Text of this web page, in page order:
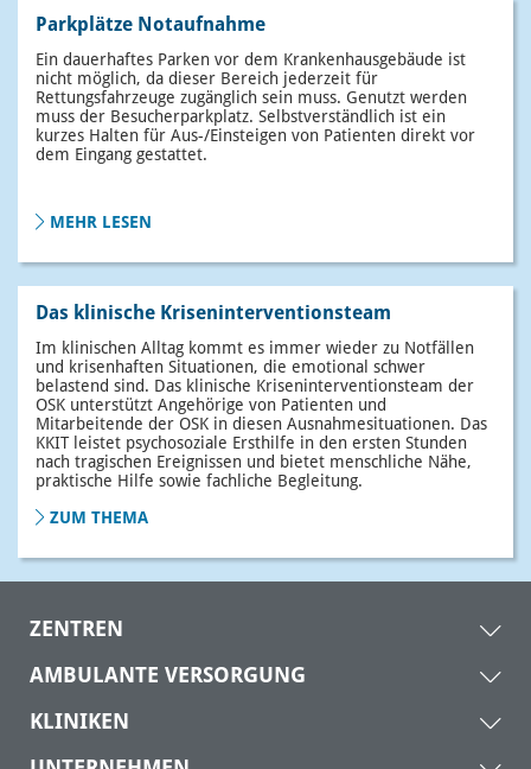
Parkplätze Notaufnahme
Ein dauerhaftes Parken vor dem Krankenhausgebäude ist
nicht möglich, da dieser Bereich jederzeit für
Rettungsfahrzeuge zugänglich sein muss. Genutzt werden
muss der Besucherparkplatz. Selbstverständlich ist ein
kurzes Halten für Aus-/Einsteigen von Patienten direkt vor
dem Eingang gestattet.
MEHR LESEN
Das klinische Kriseninterventionsteam
Im klinischen Alltag kommt es immer wieder zu Notfällen
und krisenhaften Situationen, die emotional schwer
belastend sind. Das klinische Kriseninterventionsteam der
OSK unterstützt Angehörige von Patienten und
Mitarbeitende der OSK in diesen Ausnahmesituationen. Das
KKIT leistet psychosoziale Ersthilfe in den ersten Stunden
nach tragischen Ereignissen und bietet menschliche Nähe,
praktische Hilfe sowie fachliche Begleitung.
ZUM THEMA
ZENTREN
AMBULANTE VERSORGUNG
KLINIKEN